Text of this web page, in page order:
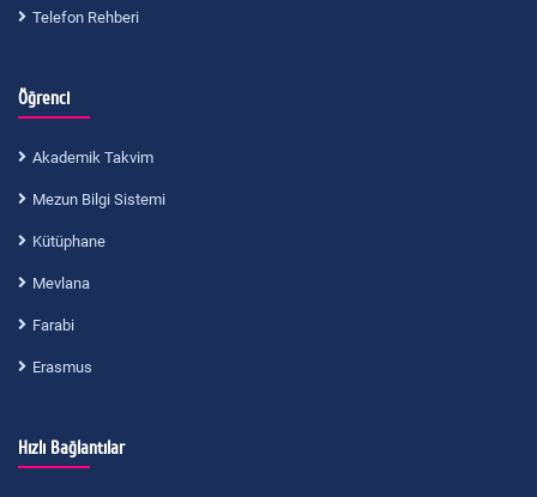
Telefon Rehberi
Öğrenci
Akademik Takvim
Mezun Bilgi Sistemi
Kütüphane
Mevlana
Farabi
Erasmus
Hızlı Bağlantılar